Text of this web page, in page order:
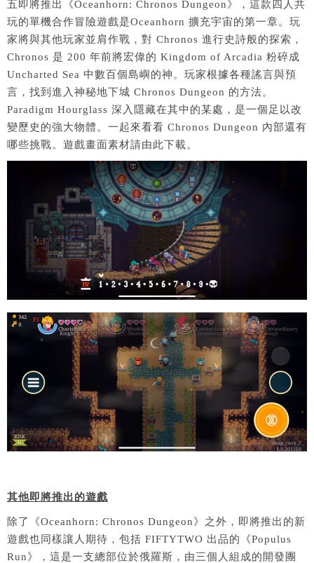
五即將推出《Oceanhorn: Chronos Dungeon》，這款四人共
玩的單機合作冒險遊戲是Oceanhorn 擴充宇宙的第一章。玩
家將與其他玩家並肩作戰，對 Chronos 進行史詩般的探索，
Chronos 是 200 年前將宏偉的 Kingdom of Arcadia 粉碎成
Uncharted Sea 中數百個島嶼的神。玩家根據各種謠言與預
言，找到進入神秘地下城 Chronos Dungeon 的方法。
Paradigm Hourglass 深入隱藏在其中的某處，是一個足以改
變歷史的強大物體。一起來看看 Chronos Dungeon 內部還有
哪些挑戰。遊戲畫面素材請由此下載。
其他即將推出的遊戲
除了《Oceanhorn: Chronos Dungeon》之外，即將推出的新
遊戲也同樣讓人期待，包括 FIFTYTWO 出品的《Populus
Run》，這是一支總部位於俄羅斯，由三個人組成的開發團